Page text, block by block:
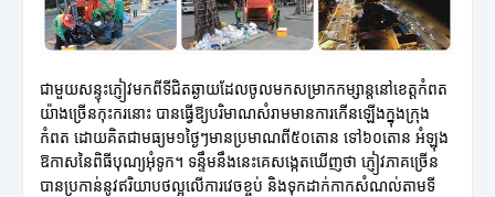
ជាមួយសន្ទុះភ្ញៀវមកពីទីជិតឆ្ងាយដែលចូលមកសម្រាកកម្សាន្តនៅខេត្តកំពត
យ៉ាងច្រើនកុះករនោះ បានធ្វើឱ្យបរិមាណសំរាមមានការកើនឡើងក្នុងក្រុង
កំពត ដោយគិតជាមធ្យម១ថ្ងៃៗមានប្រមាណពី៥០តោន ទៅ៦០តោន អំឡុង
ឱកាសនៃពិធីបុណ្យអុំទូក។ ទន្ទឹមនឹងនេះគេសង្កេតឃើញថា ភ្ញៀវភាគច្រើន
បានប្រកាន់នូវឥរិយាបថល្អលើការវេចខ្ចប់ និងទុកដាក់កាកសំណល់តាមទី